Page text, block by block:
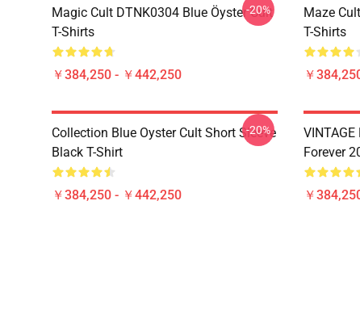
Magic Cult DTNK0304 Blue Öyster Cult
T-Shirts
￥384,250 - ￥442,250
-20%
Maze
T-Shirts
￥
Collection Blue Oyster Cult Short Sleeve
Black T-Shirt
￥384,250 - ￥442,250
-20%
Forever
￥